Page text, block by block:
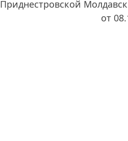
Приднестровской
от